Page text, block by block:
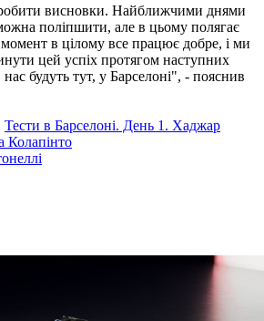
висновки. Найближчими днями
поліпшити, але в цьому полягає
в цілому все працює добре, і ми
цей успіх протягом наступних
нас будуть тут, у Барселоні", - пояснив
Тести в Барселоні. День 1. Хаджар
Колапінто